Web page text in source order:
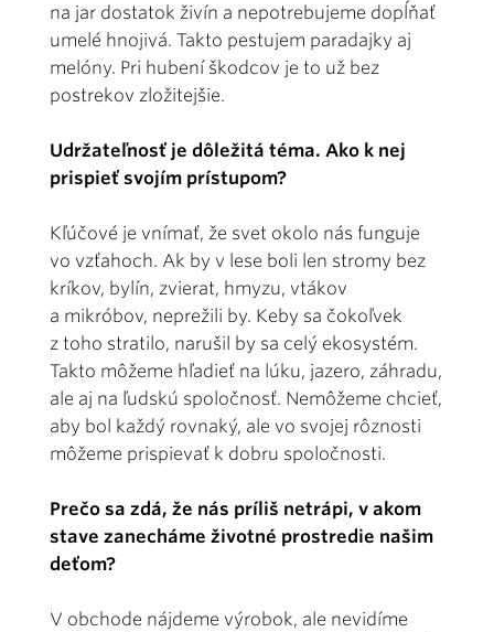
na jar dostatok živín a nepotrebujeme dopĺňať
umelé hnojivá. Takto pestujem paradajky aj
melóny. Pri hubení škodcov je to už bez
postrekov zložitejšie.
Udržateľnosť je dôležitá téma. Ako k nej
prispieť svojím prístupom?
Kľúčové je vnímať, že svet okolo nás funguje
vo vzťahoch. Ak by v lese boli len stromy bez
kríkov, bylín, zvierat, hmyzu, vtákov
a mikróbov, neprežili by. Keby sa čokoľvek
z toho stratilo, narušil by sa celý ekosystém.
Takto môžeme hľadieť na lúku, jazero, záhradu,
ale aj na ľudskú spoločnosť. Nemôžeme chcieť,
aby bol každý rovnaký, ale vo svojej rôznosti
môžeme prispievať k dobru spoločnosti.
Prečo sa zdá, že nás príliš netrápi, v akom
stave zanecháme životné prostredie našim
deťom?
V obchode nájdeme výrobok, ale nevidíme